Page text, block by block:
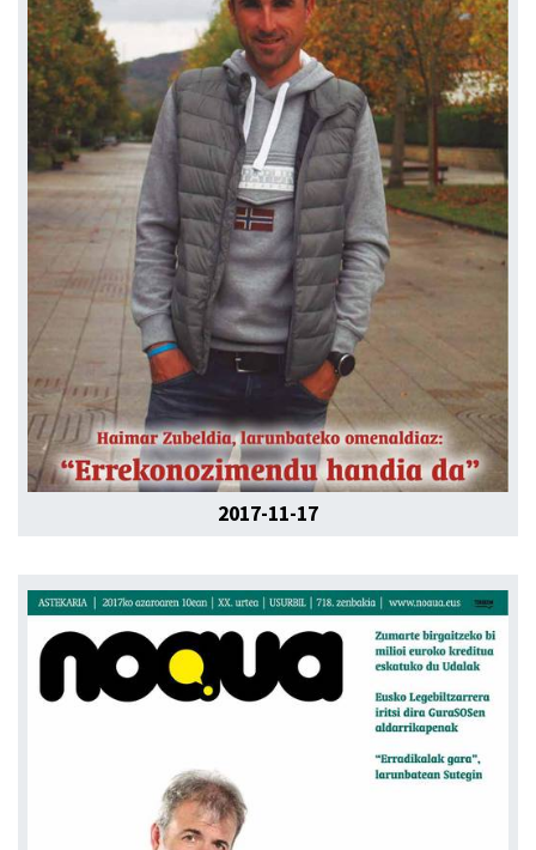
2017-11-17